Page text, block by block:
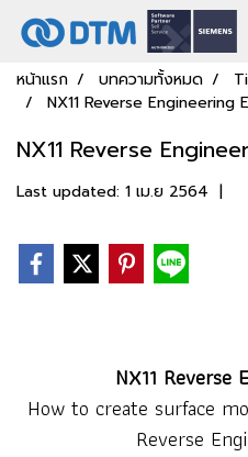
หน้าแรก บทความทั้งหมด
NX11 Reverse Engineering
NX11 Reverse
Last updated: 1 เม.ย 2564 |
NX11 Reverse
How to create surface
Reverse